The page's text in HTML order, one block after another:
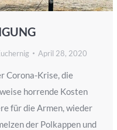
April 28, 2020
Corona-Krise, die
horrende Kosten
für die Armen, wieder
der Polkappen und